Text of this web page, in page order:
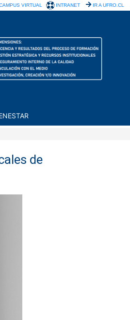
VIRTUAL INTRANET IR A UFRO.CL
de